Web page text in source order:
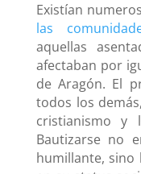
Existían
las
aquellas
afectaban por
de Aragón. El
todos los
cristianismo y
Bautizarse no
humillante, sino